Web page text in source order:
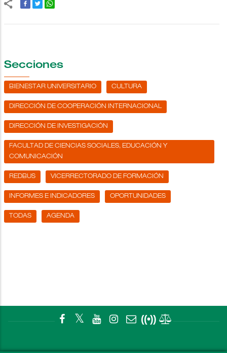
Secciones
BIENESTAR UNIVERSITARIO CULTURA
DIRECCIÓN DE COOPERACIÓN INTERNACIONAL
DIRECCIÓN DE INVESTIGACIÓN
FACULTAD DE CIENCIAS SOCIALES, EDUCACIÓN Y
COMUNICACIÓN
REDBUS VICERRECTORADO DE FORMACIÓN
INFORMES E INDICADORES OPORTUNIDADES
TODAS AGENDA